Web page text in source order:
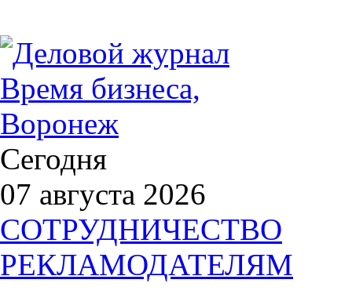
Сегодня
07 августа 2026
СОТРУДНИЧЕСТВО
РЕКЛАМОДАТЕЛЯМ